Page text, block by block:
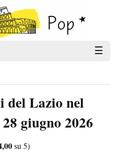
☰
del Lazio nel
giugno 2026
su 5)